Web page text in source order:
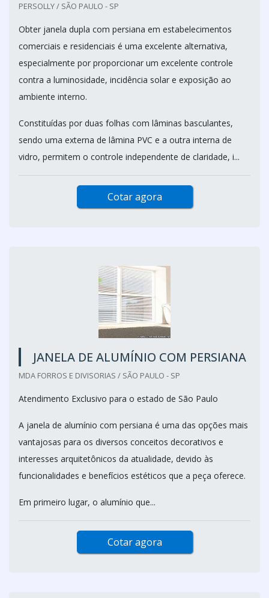
PERSOLLY / SÃO PAULO - SP
Obter janela dupla com persiana em estabelecimentos
comerciais e residenciais é uma excelente alternativa,
especialmente por proporcionar um excelente controle
contra a luminosidade, incidência solar e exposição ao
ambiente interno.
Constituídas por duas folhas com lâminas basculantes,
sendo uma externa de lâmina PVC e a outra interna de
vidro, permitem o controle independente de claridade, i...
Cotar agora
JANELA DE ALUMÍNIO COM PERSIANA
MDA FORROS E DIVISORIAS / SÃO PAULO - SP
Atendimento Exclusivo para o estado de São Paulo
A janela de alumínio com persiana é uma das opções mais
vantajosas para os diversos conceitos decorativos e
interesses arquitetônicos da atualidade, devido às
funcionalidades e benefícios estéticos que a peça oferece.
Em primeiro lugar, o alumínio que...
Cotar agora